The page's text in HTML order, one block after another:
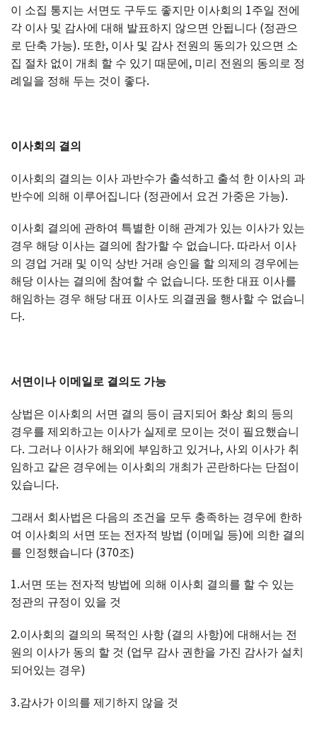
이 소집 통지는 서면도 구두도 좋지만 이사회의 1주일 전에
각 이사 및 감사에 대해 발표하지 않으면 안됩니다 (정관으
로 단축 가능). 또한, 이사 및 감사 전원의 동의가 있으면 소
집 절차 없이 개최 할 수 있기 때문에, 미리 전원의 동의로 정
례일을 정해 두는 것이 좋다.
이사회의 결의
이사회의 결의는 이사 과반수가 출석하고 출석 한 이사의 과
반수에 의해 이루어집니다 (정관에서 요건 가중은 가능).
이사회 결의에 관하여 특별한 이해 관계가 있는 이사가 있는
경우 해당 이사는 결의에 참가할 수 없습니다. 따라서 이사
의 경업 거래 및 이익 상반 거래 승인을 할 의제의 경우에는
해당 이사는 결의에 참여할 수 없습니다. 또한 대표 이사를
해임하는 경우 해당 대표 이사도 의결권을 행사할 수 없습니
다.
서면이나 이메일로 결의도 가능
상법은 이사회의 서면 결의 등이 금지되어 화상 회의 등의
경우를 제외하고는 이사가 실제로 모이는 것이 필요했습니
다. 그러나 이사가 해외에 부임하고 있거나, 사외 이사가 취
임하고 같은 경우에는 이사회의 개최가 곤란하다는 단점이
있습니다.
그래서 회사법은 다음의 조건을 모두 충족하는 경우에 한하
여 이사회의 서면 또는 전자적 방법 (이메일 등)에 의한 결의
를 인정했습니다 (370조)
1.서면 또는 전자적 방법에 의해 이사회 결의를 할 수 있는
정관의 규정이 있을 것
2.이사회의 결의의 목적인 사항 (결의 사항)에 대해서는 전
원의 이사가 동의 할 것 (업무 감사 권한을 가진 감사가 설치
되어있는 경우)
3.감사가 이의를 제기하지 않을 것